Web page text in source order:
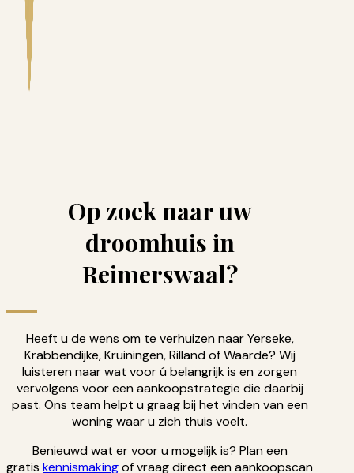
Op zoek naar uw
droomhuis in
Reimerswaal?
Heeft u de wens om te verhuizen naar Yerseke,
Krabbendijke, Kruiningen, Rilland of Waarde? Wij
luisteren naar wat voor ú belangrijk is en zorgen
vervolgens voor een aankoopstrategie die daarbij
past. Ons team helpt u graag bij het vinden van een
woning waar u zich thuis voelt.
Benieuwd wat er voor u mogelijk is? Plan een
gratiskennismakingof vraag direct een aankoopscan